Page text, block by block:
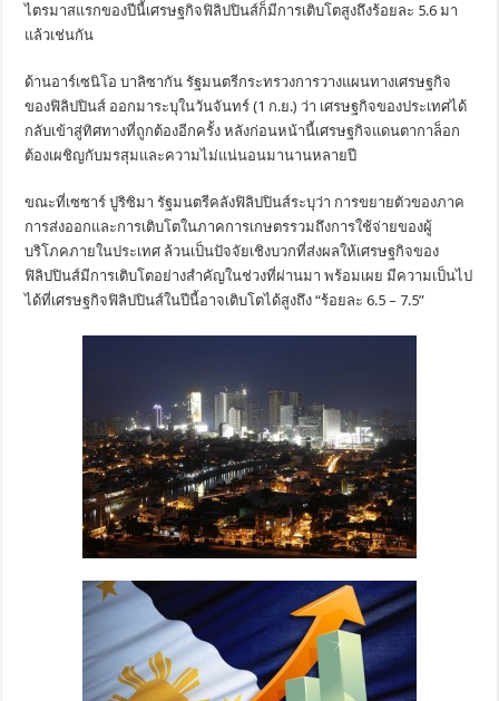
ไตรมาสแรกของปีนี้เศรษฐกิจฟิลิปปินส์ก็มีการเติบโตสูงถึงร้อยละ 5.6 มา
แล้วเช่นกัน
ด้านอาร์เซนิโอ บาลิซากัน รัฐมนตรีกระทรวงการวางแผนทางเศรษฐกิจ
ของฟิลิปปินส์ ออกมาระบุในวันจันทร์ (1 ก.ย.) ว่า เศรษฐกิจของประเทศได้
กลับเข้าสู่ทิศทางที่ถูกต้องอีกครั้ง หลังก่อนหน้านี้เศรษฐกิจแดนตากาล็อก
ต้องเผชิญกับมรสุมและความไม่แน่นอนมานานหลายปี
ขณะที่เซซาร์ ปูริซิมา รัฐมนตรีคลังฟิลิปปินส์ระบุว่า การขยายตัวของภาค
การส่งออกและการเติบโตในภาคการเกษตรรวมถึงการใช้จ่ายของผู้
บริโภคภายในประเทศ ล้วนเป็นปัจจัยเชิงบวกที่ส่งผลให้เศรษฐกิจของ
ฟิลิปปินส์มีการเติบโตอย่างสำคัญในช่วงที่ผ่านมา พร้อมเผย มีความเป็นไป
ได้ที่เศรษฐกิจฟิลิปปินส์ในปีนี้อาจเติบโตได้สูงถึง “ร้อยละ 6.5 – 7.5”